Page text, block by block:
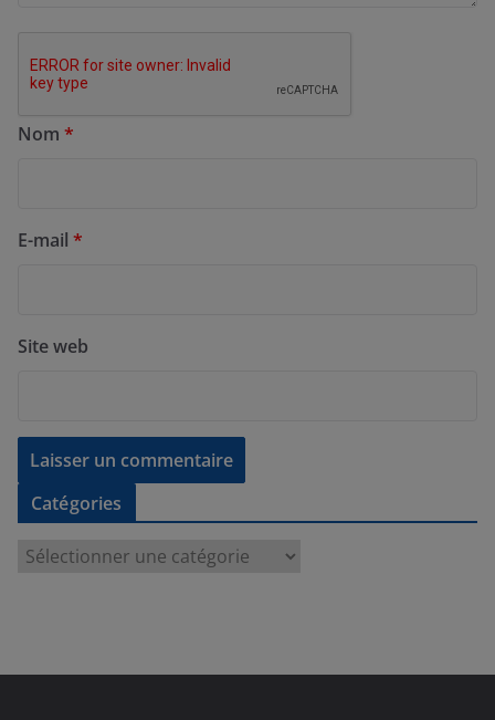
Nom *
E-mail *
Site web
Catégories